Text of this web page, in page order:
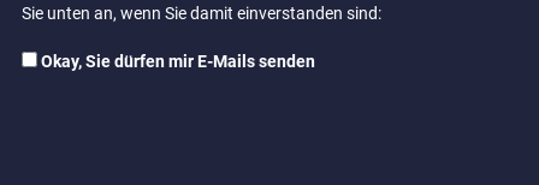
Sie unten an, wenn Sie damit einverstanden sind:
Okay, Sie dürfen mir E-Mails senden